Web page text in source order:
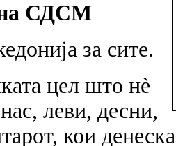
на СДСМ
за сите.
цел што нè
леви, десни,
кои